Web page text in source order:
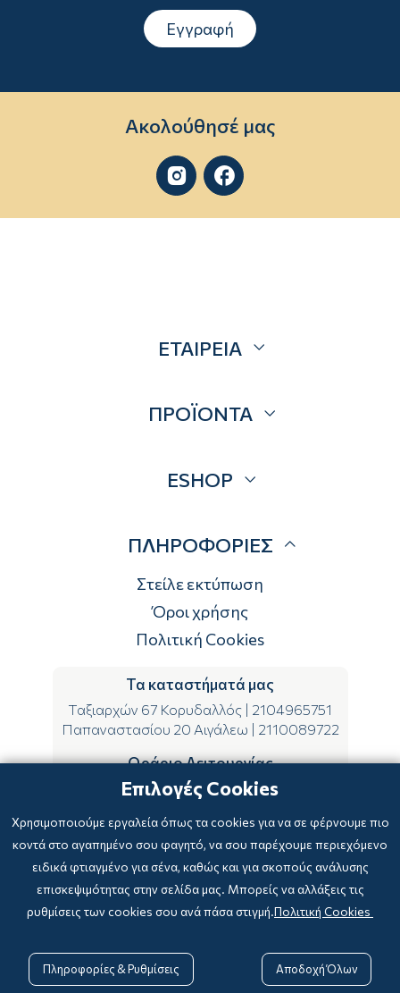
Εγγραφή
Ακολούθησέ μας
 
ΕΤΑΙΡΕΙΑ
Επικοινωνία
ΠΡΟΪΟΝΤΑ
Brands
ESHOP
Τρόποι αποστολής
Τρόποι πληρωμής
Επιστροφές
ΠΛΗΡΟΦΟΡΙΕΣ
Στείλε εκτύπωση
Όροι χρήσης
Πολιτική Cookies
Τα καταστήματά μας
Ταξιαρχών 67 Κορυδαλλός
2104965751
Παπαναστασίου 20 Αιγάλεω
2110089722
Ωράριο Λειτουργίας
ΔΕ-ΤΕ-ΣΑ 09:00-15:00
Επιλογές Cookies
Χρησιμοποιούμε εργαλεία όπως τα cookies για να σε φέρνουμε πιο
κοντά στο αγαπημένο σου φαγητό, να σου παρέχουμε περιεχόμενο
ειδικά φτιαγμένο για σένα, καθώς και για σκοπούς ανάλυσης
επισκεψιμότητας στην σελίδα μας. Μπορείς να αλλάξεις τις
ρυθμίσεις των cookies σου ανά πάσα στιγμή.Πολιτική Cookies
Πληροφορίες & Ρυθμίσεις Αποδοχή Όλων